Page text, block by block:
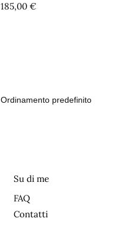
185,00 €
Su di me
FAQ
Contatti